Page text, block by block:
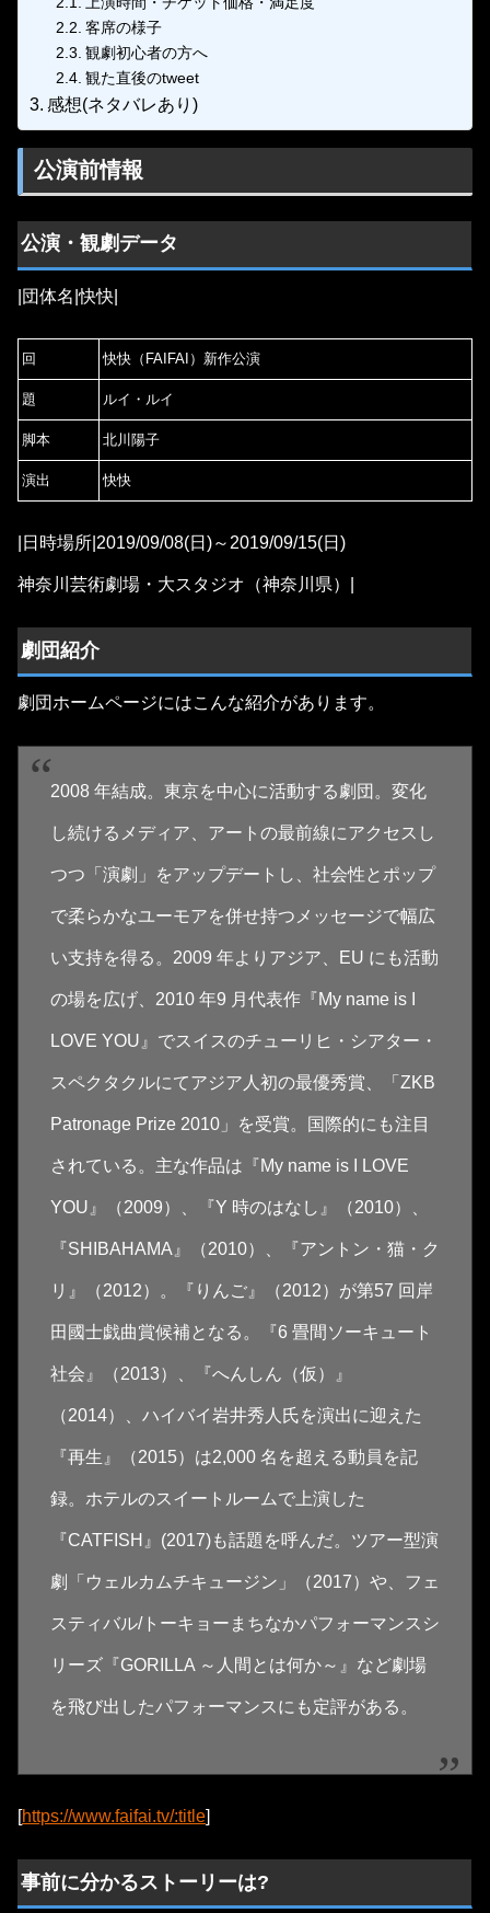
客席の様子
観劇初心者の方へ
観た直後のtweet
感想(ネタバレあり)
公演前情報
公演・観劇データ
|団体名|快快|
回 快快（FAIFAI）新作公演
題 ルイ・ルイ
脚本 北川陽子
演出 快快
|日時場所|2019/09/08(日)～2019/09/15(日)
神奈川芸術劇場・大スタジオ（神奈川県）|
劇団紹介
劇団ホームページにはこんな紹介があります。
2008 年結成。東京を中心に活動する劇団。変化
し続けるメディア、アートの最前線にアクセスし
つつ「演劇」をアップデートし、社会性とポップ
で柔らかなユーモアを併せ持つメッセージで幅広
い支持を得る。2009 年よりアジア、EU にも活動
の場を広げ、2010 年9 月代表作『My name is I
LOVE YOU』でスイスのチューリヒ・シアター・
スペクタクルにてアジア人初の最優秀賞、「ZKB
Patronage Prize 2010」を受賞。国際的にも注目
されている。主な作品は『My name is I LOVE
YOU』（2009）、『Y 時のはなし』（2010）、
『SHIBAHAMA』（2010）、『アントン・猫・ク
リ』（2012）。『りんご』（2012）が第57 回岸
田國士戯曲賞候補となる。『6 畳間ソーキュート
社会』（2013）、『へんしん（仮）』
（2014）、ハイバイ岩井秀人氏を演出に迎えた
『再生』（2015）は2,000 名を超える動員を記
録。ホテルのスイートルームで上演した
『CATFISH』(2017)も話題を呼んだ。ツアー型演
劇「ウェルカムチキュージン」（2017）や、フェ
スティバル/トーキョーまちなかパフォーマンスシ
リーズ『GORILLA ～人間とは何か～』など劇場
を飛び出したパフォーマンスにも定評がある。
[https://www.faifai.tv/:title]
事前に分かるストーリーは?